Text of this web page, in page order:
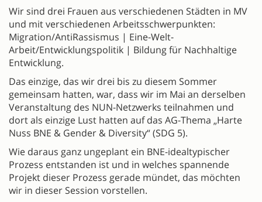
Wir sind drei Frauen aus verschiedenen Städten in MV
und mit verschiedenen Arbeitsschwerpunkten:
Migration/AntiRassismus | Eine-Welt-
Arbeit/Entwicklungspolitik | Bildung für Nachhaltige
Entwicklung.
Das einzige, das wir drei bis zu diesem Sommer
gemeinsam hatten, war, dass wir im Mai an derselben
Veranstaltung des NUN-Netzwerks teilnahmen und
dort als einzige Lust hatten auf das AG-Thema „Harte
Nuss BNE & Gender & Diversity“ (SDG 5).
Wie daraus ganz ungeplant ein BNE-idealtypischer
Prozess entstanden ist und in welches spannende
Projekt dieser Prozess gerade mündet, das möchten
wir in dieser Session vorstellen.